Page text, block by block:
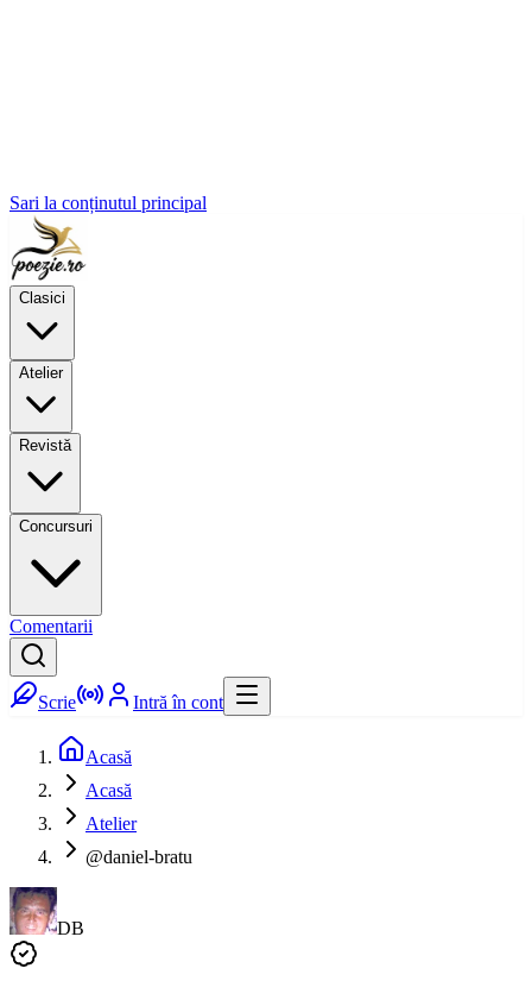
Sari la conținutul principal
Clasici
Atelier
Revistă
Concursuri
Comentarii
Scrie Intră în cont
Acasă
Acasă
Atelier
@daniel-bratu
DB